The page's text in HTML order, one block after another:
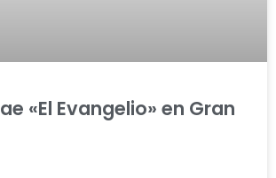
«El Evangelio» en Gran